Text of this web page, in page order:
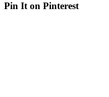
Pin It on Pinterest